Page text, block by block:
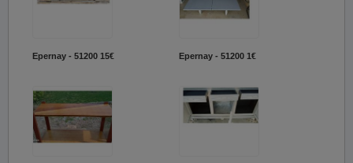
Epernay - 51200 15€ Epernay - 51200 1€